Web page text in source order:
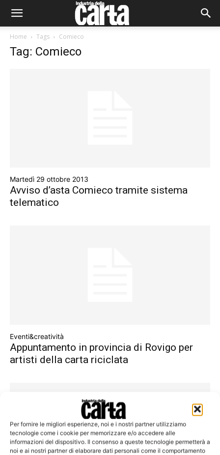
Per fornire le migliori esperienze, noi e i nostri partner utilizziamo
tecnologie come i cookie per memorizzare e/o accedere alle
informazioni del dispositivo. Il consenso a queste tecnologie permetterà a
noi e ai nostri partner di elaborare dati personali come il comportamento
Home Tags Comieco
Tag: Comieco
Martedì 29 ottobre 2013
Avviso d’asta Comieco tramite sistema
telematico
Eventi&creatività
Appuntamento in provincia di Rovigo per
artisti della carta riciclata